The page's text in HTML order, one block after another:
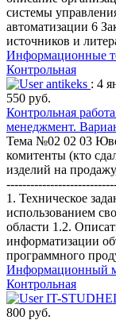
системы
автоматизации 6
источников и
Информационные
Контрольная
antikeks : 4
550 руб.
Контрольная
менеджмент.
Тема №02 02 03
комитенты (кто
изделий на
1. Техническое
использованием
области 1.2.
информатизации
программного
Информационный
Контрольная
IT-
800 руб.